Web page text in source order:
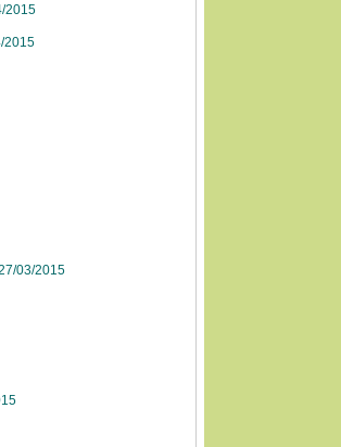
2015
2015
03/2015